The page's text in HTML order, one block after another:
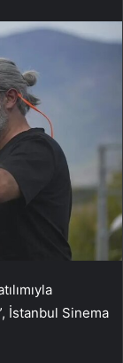
İstanbul Sinema